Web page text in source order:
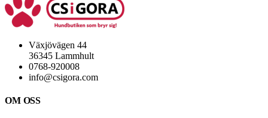
Växjövägen 44
36345 Lammhult
0768-920008
info@csigora.com
OM OSS